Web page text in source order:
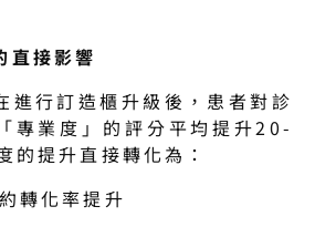
直接影響
進行訂造櫃升級後，患者對診
專業度」的評分平均提升20-
的提升直接轉化為：
轉化率提升